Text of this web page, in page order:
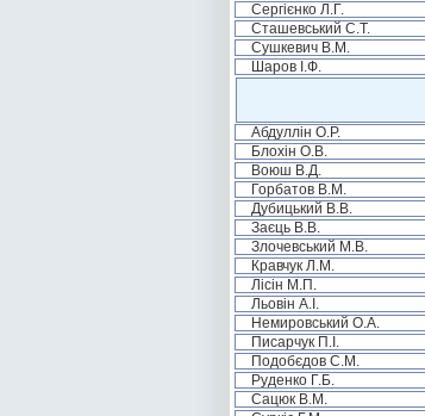
Сергієнко Л.Г.
Сташевський С.Т.
Сушкевич В.М.
Шаров І.Ф.
Абдуллін О.Р.
Блохін О.В.
Воюш В.Д.
Горбатов В.М.
Дубицький В.В.
Заєць В.В.
Злочевський М.В.
Кравчук Л.М.
Лісін М.П.
Льовін А.І.
Немировський О.А.
Писарчук П.І.
Подобєдов С.М.
Руденко Г.Б.
Сацюк В.М.